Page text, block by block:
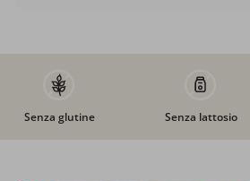
Senza glutine Senza lattosio